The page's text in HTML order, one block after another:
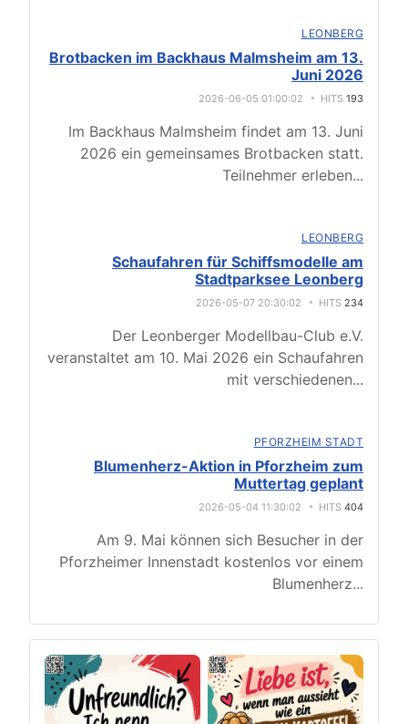
LEONBERG
Brotbacken im Backhaus Malmsheim am 13.
Juni 2026
2026-06-05 01:00:02 HITS 193
Im Backhaus Malmsheim findet am 13. Juni
2026 ein gemeinsames Brotbacken statt.
Teilnehmer erleben...
LEONBERG
Schaufahren für Schiffsmodelle am
Stadtparksee Leonberg
2026-05-07 20:30:02 HITS 234
Der Leonberger Modellbau-Club e.V.
veranstaltet am 10. Mai 2026 ein Schaufahren
mit verschiedenen...
PFORZHEIM STADT
Blumenherz-Aktion in Pforzheim zum
Muttertag geplant
2026-05-04 11:30:02 HITS 404
Am 9. Mai können sich Besucher in der
Pforzheimer Innenstadt kostenlos vor einem
Blumenherz...